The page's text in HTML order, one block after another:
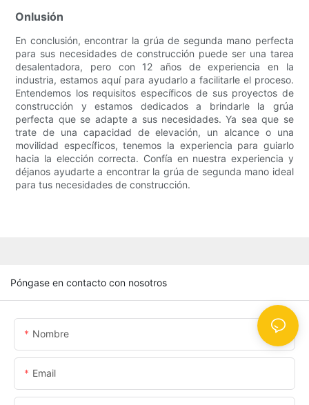
Onlusión
En conclusión, encontrar la grúa de segunda mano perfecta
para sus necesidades de construcción puede ser una tarea
desalentadora, pero con 12 años de experiencia en la
industria, estamos aquí para ayudarlo a facilitarle el proceso.
Entendemos los requisitos específicos de sus proyectos de
construcción y estamos dedicados a brindarle la grúa
perfecta que se adapte a sus necesidades. Ya sea que se
trate de una capacidad de elevación, un alcance o una
movilidad específicos, tenemos la experiencia para guiarlo
hacia la elección correcta. Confía en nuestra experiencia y
déjanos ayudarte a encontrar la grúa de segunda mano ideal
para tus necesidades de construcción.
Póngase en contacto con nosotros
Nombre
Email